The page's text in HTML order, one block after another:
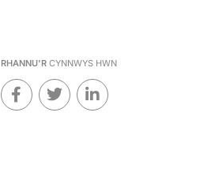
RHANNU'RCYNNWYS HWN